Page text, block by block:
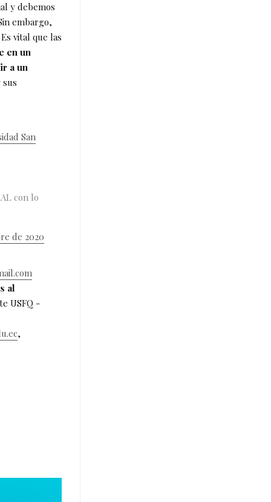
y debemos
embargo,
Es vital que las
en un
a un
sus
San
con lo
de 2020
al
USFQ -
,